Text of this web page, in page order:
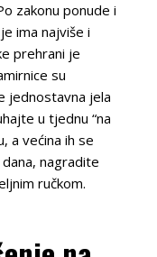
zakonu ponude i
ima najviše i
prehrani je
su
jednostavna jela
u tjednu “na
a većina ih se
nagradite
ručkom.